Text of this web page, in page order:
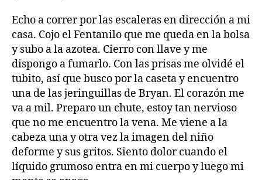
Echo a correr por las escaleras en dirección a mi
casa. Cojo el Fentanilo que me queda en la bolsa
y subo a la azotea. Cierro con llave y me
dispongo a fumarlo. Con las prisas me olvidé el
tubito, así que busco por la caseta y encuentro
una de las jeringuillas de Bryan. El corazón me
va a mil. Preparo un chute, estoy tan nervioso
que no me encuentro la vena. Me viene a la
cabeza una y otra vez la imagen del niño
deforme y sus gritos. Siento dolor cuando el
líquido grumoso entra en mi cuerpo y luego mi